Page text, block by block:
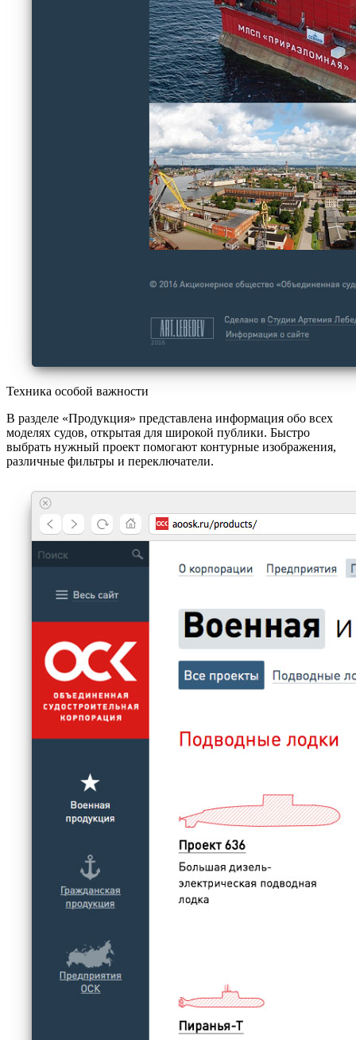
Техника особой важности
В разделе «Продукция» представлена информация обо всех
моделях судов, открытая для широкой публики. Быстро
выбрать нужный проект помогают контурные изображения,
различные фильтры и переключатели.